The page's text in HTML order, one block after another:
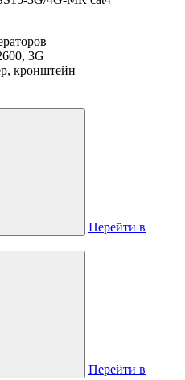
3G
кронштейн
Перейти в
Перейти в